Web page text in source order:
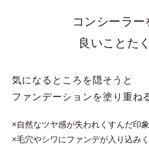
コンシーラー
良いことた
気になるところを隠そうと
ファンデーションを塗り重ね
×自然なツヤ感が失われくすんだ印
×毛穴やシワにファンデが入り込み